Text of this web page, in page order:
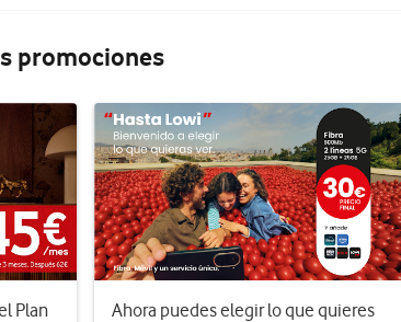
promociones
Plan
Ahora puedes elegir lo que quieres